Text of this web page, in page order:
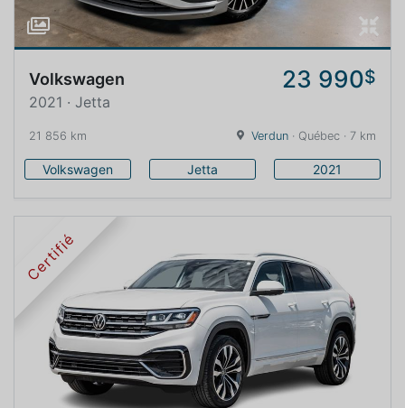
Volkswagen 23 990$
2021 · Jetta
21 856 km Verdun · Québec · 7 km
Volkswagen Jetta 2021
Certifié